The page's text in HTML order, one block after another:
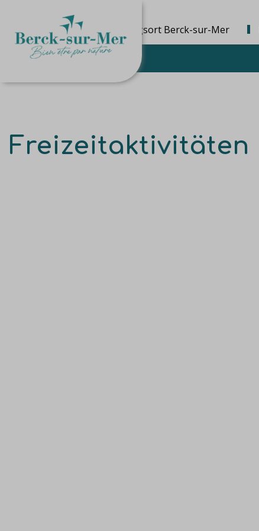
Die Bestimmungsort Berck-sur-Mer
Freizeitaktivitäten